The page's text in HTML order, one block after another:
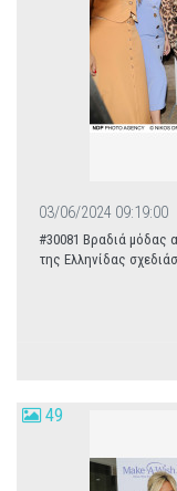
03/06/2024 09:19:00
#30081 Βραδιά μόδας
της Ελληνίδας
49